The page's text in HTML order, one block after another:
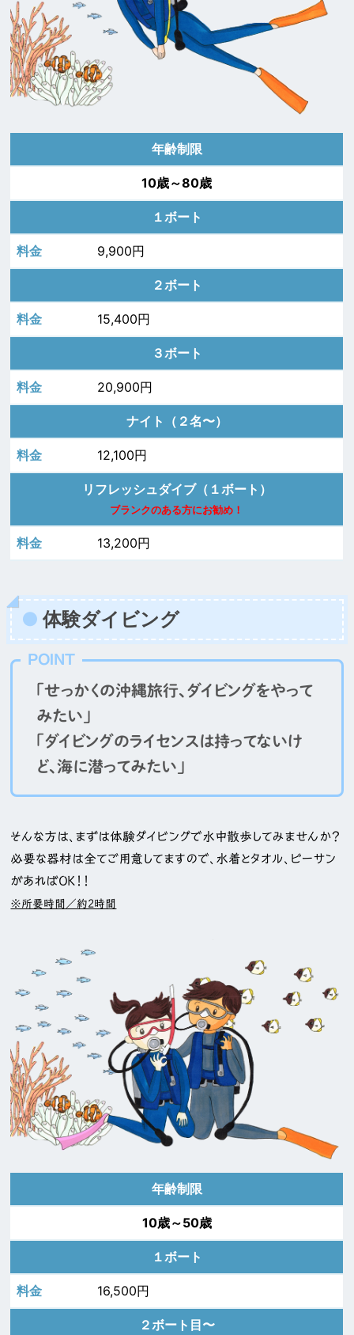
年齢制限
10歳～80歳
１ボート
9,900円
２ボート
15,400円
３ボート
20,900円
ナイト（２名〜）
12,100円
リフレッシュダイブ（１ボート）
ブランクのある方にお勧め！
13,200円
体験ダイビング
POINT
「せっかくの沖縄旅行、ダイビングをやって
みたい」
「ダイビングのライセンスは持ってないけ
ど、海に潜ってみたい」
そんな方は、まずは体験ダイビングで水中散歩してみませんか？
必要な器材は全てご用意してますので、水着とタオル、ビーサン
があればＯＫ！！
※所要時間／約2時間
年齢制限
10歳～50歳
１ボート
16,500円
２ボート目〜